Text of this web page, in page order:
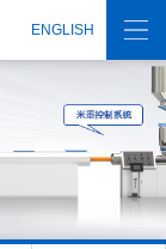
ENGLISH